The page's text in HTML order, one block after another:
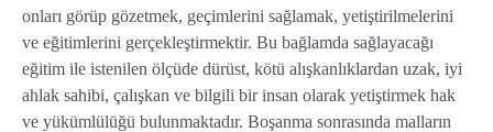
onları görüp gözetmek, geçimlerini sağlamak, yetiştirilmelerini
ve eğitimlerini gerçekleştirmektir. Bu bağlamda sağlayacağı
eğitim ile istenilen ölçüde dürüst, kötü alışkanlıklardan uzak, iyi
ahlak sahibi, çalışkan ve bilgili bir insan olarak yetiştirmek hak
ve yükümlülüğü bulunmaktadır. Boşanma sonrasında malların